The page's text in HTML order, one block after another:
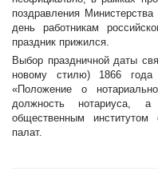
поздравления
день работникам
праздник прижился.
Выбор праздничной даты
новому стилю) 1866 года
«Положение о
должность нотариуса, а
общественным институтом
палат.